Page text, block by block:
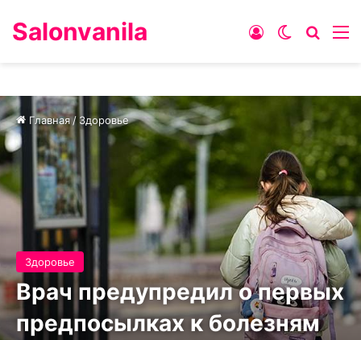
Salonvanila Switch skin
Войти
Главная / Здоровье
Здоровье
Врач предупредил о первых
предпосылках к болезням